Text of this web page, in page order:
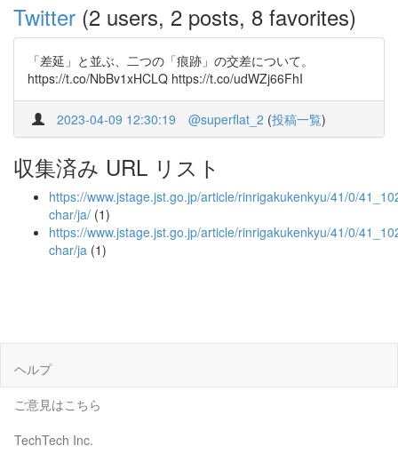
Twitter (2 users, 2 posts, 8 favorites)
「差延」と並ぶ、二つの「痕跡」の交差について。
https://t.co/NbBv1xHCLQ https://t.co/udWZj66FhI
2023-04-09 12:30:19 @superflat_2 (投稿一覧)
収集済み URL リスト
https://www.jstage.jst.go.jp/article/rinrigakukenkyu/41/0/
char/ja/ (1)
https://www.jstage.jst.go.jp/article/rinrigakukenkyu/41/0/
char/ja (1)
ヘルプ
ご意見はこちら
TechTech Inc.